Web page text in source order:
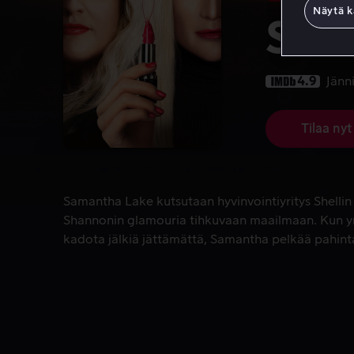
4.9
Tilaa nyt
Samantha Lake kutsutaan hyvinvointiyritys
Samantha Lake kutsutaan hyvinvointiyritys
Shannonin glamouria tihkuvaan maailmaan. Kun
kadota jälkiä jättämättä, Samantha pelkää
Näytä